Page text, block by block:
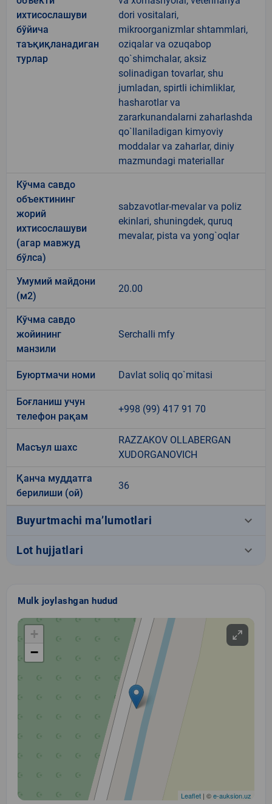
ихтисослашуви
бўйича
таъқиқланадиган
турлар
dori vositalari,
mikroorganizmlar shtammlari,
oziqalar va ozuqabop
qo`shimchalar, aksiz
solinadigan tovarlar, shu
jumladan, spirtli ichimliklar,
hasharotlar va
zararkunandalarni zaharlashda
qo`llaniladigan kimyoviy
moddalar va zaharlar, diniy
mazmundagi materiallar
Кўчма савдо
объектининг
жорий
ихтисослашуви
(агар мавжуд
бўлса)
sabzavotlar-mevalar va poliz
ekinlari, shuningdek, quruq
mevalar, pista va yong`oqlar
Умумий майдони
(м2)
20.00
Кўчма савдо
жойининг
манзили
Serchalli mfy
Буюртмачи номи Davlat soliq qo`mitasi
Боғланиш учун
телефон рақам
+998 (99) 417 91 70
Масъул шахс
RAZZAKOV OLLABERGAN
XUDORGANOVICH
Қанча муддатга
берилиши (ой)
36
Buyurtmachi ma’lumotlari keyboard_arrow_down
Lot hujjatlari keyboard_arrow_down
Mulk joylashgan hudud
+
−
Leaflet | ©e-auksion.uz